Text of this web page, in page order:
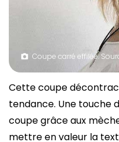
Coupe carré effilée.
Cette coupe
tendance. Une touche
coupe grâce aux
mettre en valeur la